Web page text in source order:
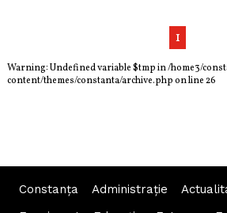
1
Warning: Undefined variable $tmp in/home3/
content/themes/constanta/archive.phpon line26
Constanța Administraţie